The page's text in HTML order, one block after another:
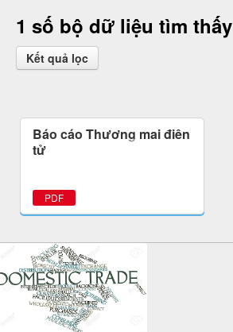
1 số bộ dữ liệu tìm thấy
Kết quả lọc
Báo cáo Thương mại điện
tử
PDF